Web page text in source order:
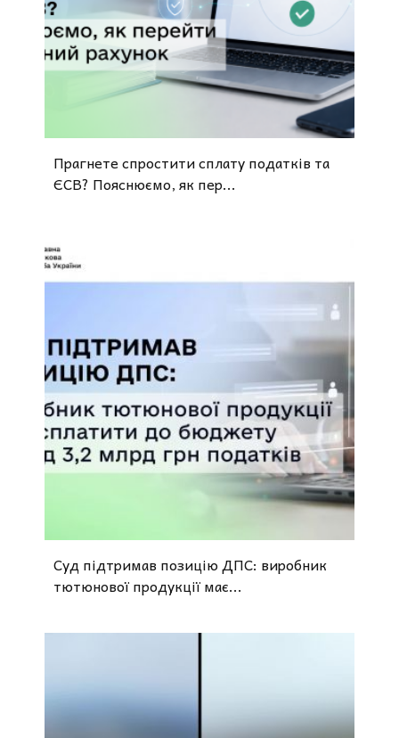
Прагнете спростити сплату податків та
ЄСВ? Пояснюємо, як пер...
Суд підтримав позицію ДПС: виробник
тютюнової продукції має...